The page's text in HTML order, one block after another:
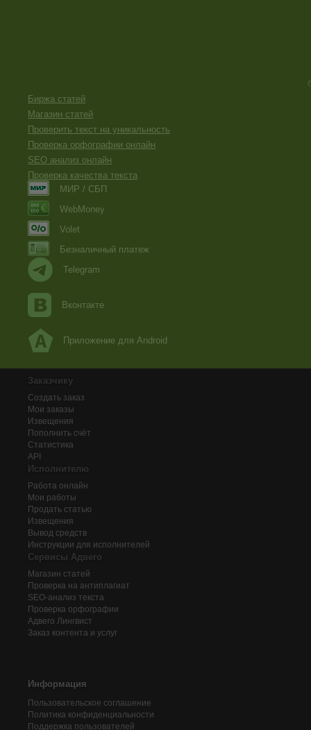
Биржа статей
Магазин статей
Проверить текст на уникальность
Проверка орфографии онлайн
SEO анализ онлайн
Проверка качества текста
МИР / СБП
WebMoney
Volet
Безналичный платеж
Telegram
Вконтакте
Приложение для Android
Заказчику
Создать заказ
Мои заказы
Извещения
Пополнить счёт
Статистика
API
Исполнителю
Работа онлайн
Мои работы
Продать статью
Извещения
Вывод средств
Инструкции для исполнителей
Сервисы Адвего
Магазин статей
Проверка на антиплагиат
SEO-анализ текста
Проверка орфографии
Адвего Лингвист
Заказ контента и услуг
Информация
Пользовательское соглашение
Политика конфиденциальности
Поддержка пользователей